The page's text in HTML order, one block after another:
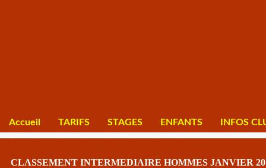
Accueil TARIFS STAGES ENFANTS INFOS
CLASSEMENT INTERMEDIAIRE HOMMES JANVIER